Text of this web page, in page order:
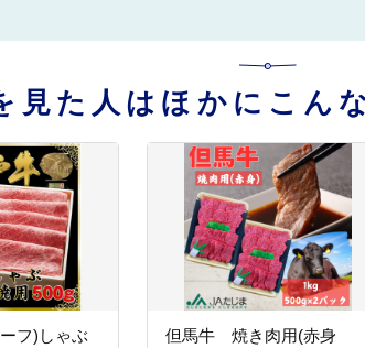
見た人はほかにこん
フ)しゃぶ
但馬牛 焼き肉用(赤身